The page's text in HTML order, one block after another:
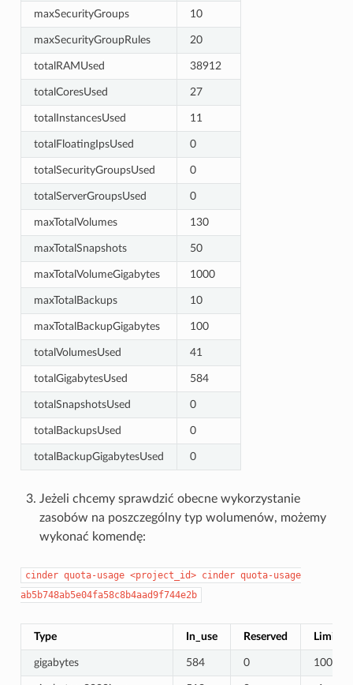
maxSecurityGroups 10
maxSecurityGroupRules 20
totalRAMUsed 38912
totalCoresUsed 27
totalInstancesUsed 11
totalFloatingIpsUsed 0
totalSecurityGroupsUsed 0
totalServerGroupsUsed 0
maxTotalVolumes 130
maxTotalSnapshots 50
maxTotalVolumeGigabytes 1000
maxTotalBackups 10
maxTotalBackupGigabytes 100
totalVolumesUsed 41
totalGigabytesUsed 584
totalSnapshotsUsed 0
totalBackupsUsed 0
totalBackupGigabytesUsed 0
Jeżeli chcemy sprawdzić obecne wykorzystanie
zasobów na poszczególny typ wolumenów, możemy
wykonać komendę:
cinder quota-usage <project_id> cinder quota-usage
ab5b748ab5e04fa58c8b4aad9f744e2b
Type In_use Reserved Limit
gigabytes 584 0 1000